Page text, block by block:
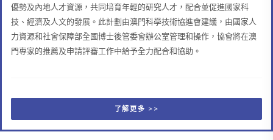
優勢及內地人才資源，共同培育年輕的研究人才，配合並促進國家科
技、經濟及人文的發展。此計劃由澳門科學技術協進會建議，由國家人
力資源和社會保障部全國博士後管委會辦公室管理和操作，協會將在澳
門專家的推薦及申請評審工作中給予全力配合和協助。
了解更多 >>